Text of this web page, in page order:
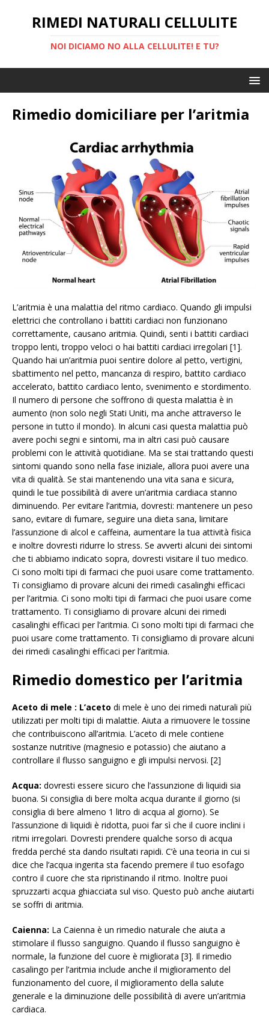
RIMEDI NATURALI CELLULITE
NOI DICIAMO NO ALLA CELLULITE! E TU?
Rimedio domiciliare per l’aritmia
L’aritmia è una malattia del ritmo cardiaco. Quando gli impulsi
elettrici che controllano i battiti cardiaci non funzionano
correttamente, causano aritmia. Quindi, senti i battiti cardiaci
troppo lenti, troppo veloci o hai battiti cardiaci irregolari [1].
Quando hai un’aritmia puoi sentire dolore al petto, vertigini,
sbattimento nel petto, mancanza di respiro, battito cardiaco
accelerato, battito cardiaco lento, svenimento e stordimento.
Il numero di persone che soffrono di questa malattia è in
aumento (non solo negli Stati Uniti, ma anche attraverso le
persone in tutto il mondo). In alcuni casi questa malattia può
avere pochi segni e sintomi, ma in altri casi può causare
problemi con le attività quotidiane. Ma se stai trattando questi
sintomi quando sono nella fase iniziale, allora puoi avere una
vita di qualità. Se stai mantenendo una vita sana e sicura,
quindi le tue possibilità di avere un’aritmia cardiaca stanno
diminuendo. Per evitare l’aritmia, dovresti: mantenere un peso
sano, evitare di fumare, seguire una dieta sana, limitare
l’assunzione di alcol e caffeina, aumentare la tua attività fisica
e inoltre dovresti ridurre lo stress. Se avverti alcuni dei sintomi
che ti abbiamo indicato sopra, dovresti visitare il tuo medico.
Ci sono molti tipi di farmaci che puoi usare come trattamento.
Ti consigliamo di provare alcuni dei rimedi casalinghi efficaci
per l’aritmia. Ci sono molti tipi di farmaci che puoi usare come
trattamento. Ti consigliamo di provare alcuni dei rimedi
casalinghi efficaci per l’aritmia. Ci sono molti tipi di farmaci che
puoi usare come trattamento. Ti consigliamo di provare alcuni
dei rimedi casalinghi efficaci per l’aritmia.
Rimedio domestico per l’aritmia
Aceto di mele : L’aceto di mele è uno dei rimedi naturali più
utilizzati per molti tipi di malattie. Aiuta a rimuovere le tossine
che contribuiscono all’aritmia. L’aceto di mele contiene
sostanze nutritive (magnesio e potassio) che aiutano a
controllare il flusso sanguigno e gli impulsi nervosi. [2]
Acqua: dovresti essere sicuro che l’assunzione di liquidi sia
buona. Si consiglia di bere molta acqua durante il giorno (si
consiglia di bere almeno 1 litro di acqua al giorno). Se
l’assunzione di liquidi è ridotta, puoi far sì che il cuore inclini i
ritmi irregolari. Dovresti prendere qualche sorso di acqua
fredda perché sta dando risultati rapidi. C’è una teoria in cui si
dice che l’acqua ingerita sta facendo premere il tuo esofago
contro il cuore che sta ripristinando il ritmo. Inoltre puoi
spruzzarti acqua ghiacciata sul viso. Questo può anche aiutarti
se soffri di aritmia.
Caienna: La Caienna è un rimedio naturale che aiuta a
stimolare il flusso sanguigno. Quando il flusso sanguigno è
normale, la funzione del cuore è migliorata [3]. Il rimedio
casalingo per l’aritmia include anche il miglioramento del
funzionamento del cuore, il miglioramento della salute
generale e la diminuzione delle possibilità di avere un’aritmia
cardiaca.